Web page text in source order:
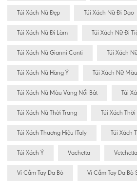
Túi Xách Nữ Đẹp Túi Xách Nữ Đi Dạo
Túi Xách Nữ Đi Làm Túi Xách Nữ Đi
Túi Xách Nữ Gianni Conti Túi Xách
Túi Xách Nữ Hàng Ý Túi Xách Nữ
Túi Xách Nữ Màu Vàng Nổi Bât Túi
Túi Xách Nữ Thời Trang Túi Xách Thời
Túi Xách Thương Hiệu ITaly Túi Xách
Túi Xách Ý Vachetta Vetchetta
Ví Cầm Tay Da Bò Ví Cầm Tay Da Bò